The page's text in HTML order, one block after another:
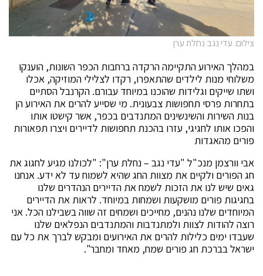
צילום: עדי נגב נחלת ערן
במהלך האירוע התקיימה הרקדה ברחבות הכפר השונות, הוענקו
משלוחי מנות לילדים שהתאפרו, רקדו לצלילי המוזיקה, אכלו
ושתו שייקים וגלידות שהוכנו במיוחד עבורם. הקרנבל הסתיים
בתחרות פרסי תחפושות צבעונית. מי שסייע להרים את האירוע הן
בנות השירות והשינשינים המתנדבים בכפר, אשר קישטו אותו
והפכו אותו לחגיגי, עזרו בהכנת תחפושות לדיירים ויצרו תפאורות
פורים מהאגדות
אבי וורצמן מנכ"ל "עדי נגב – נחלת ערן": "לכולנו מגיע לחגוג את
חג הפורים ולקיים את מצוות החג שהיא לשמוח עד לא ידע. אנחנו
גאים שיש לנו את הזכות לשמח את הדיירים הנהדרים שלנו
בחגיגות פורים מושקעות ושמחות במיוחד. לראות את הדיירים
המיוחדים שלנו נהנים, מחייכים ושמחים זה שווה בשבילנו הכל. אני
רוצה להודות לצוות ולמתנדבות והמתנדבים הנפלאים שלנו
שעבדו ימים כלילות להרים את האירועים ומבקש לברך את כל עם
ישראל בברכת חג פורים שמח, מאחד ומחבר".